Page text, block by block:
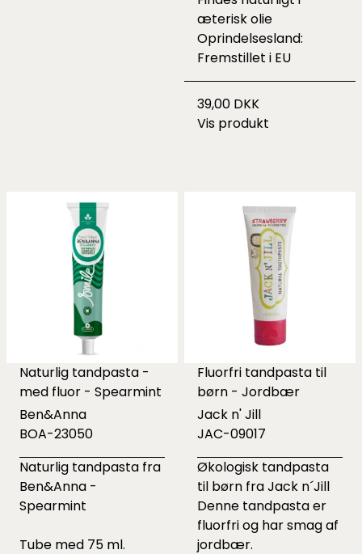
æterisk olie
Oprindelsesland:
Fremstillet i EU
39,00 DKK
Vis produkt
Naturlig tandpasta -
med fluor - Spearmint
Ben&Anna
BOA-23050
Naturlig tandpasta fra
Ben&Anna -
Spearmint
Tube med 75 ml.
Fluorfri tandpasta til
børn - Jordbær
Jack n' Jill
JAC-09017
Økologisk tandpasta
til børn fra Jack n´Jill
Denne tandpasta er
fluorfri og har smag af
jordbær.